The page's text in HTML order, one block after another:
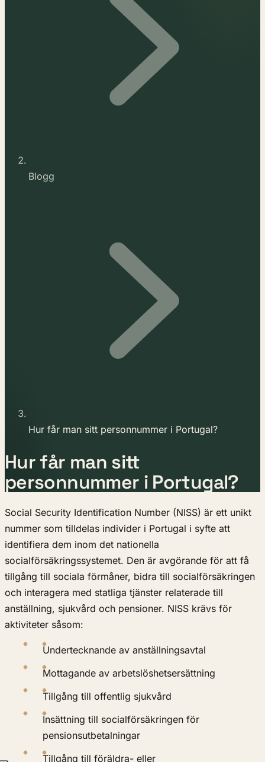
Blogg
Hur får man sitt personnummer i Portugal?
Hur får man sitt
personnummer i Portugal?
Social Security Identification Number (NISS) är ett unikt
nummer som tilldelas individer i Portugal i syfte att
identifiera dem inom det nationella
socialförsäkringssystemet. Den är avgörande för att få
tillgång till sociala förmåner, bidra till socialförsäkringen
och interagera med statliga tjänster relaterade till
anställning, sjukvård och pensioner. NISS krävs för
aktiviteter såsom:
Undertecknande av anställningsavtal
Mottagande av arbetslöshetsersättning
Tillgång till offentlig sjukvård
Insättning till socialförsäkringen för
pensionsutbetalningar
Tillgång till föräldra- eller